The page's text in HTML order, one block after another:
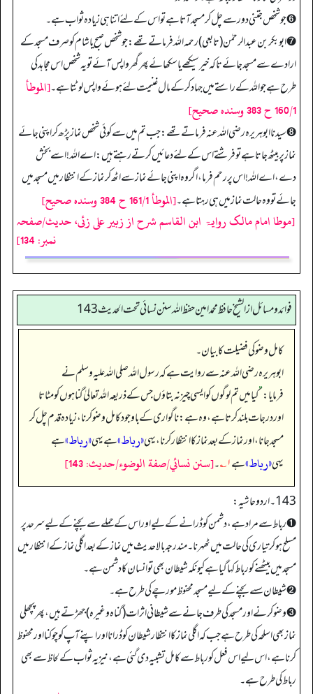
➏ جو شخص جتنی دور سے چل کر مسجد آتا ہے تو اس کے لئے اتناہی زیادہ ثواب ہے۔
➐ ابوبکر بن عبدالرحمٰن (تابعی) رحمہ الله فرماتے تھے: جو شخص صبح یا شام کو صرف مسجد کے
ارادے سے مسجد جائے تا کہ خیر سیکھے یا سکھائے پھر گھر واپس آئے تو یہ شخص اس مجاہد کی
طرح ہے جو اللہ کے راستے میں جہاد کر کے مال غنیمت لئے ہوئے واپس لوٹتا ہے۔[الموطأ
160/1 ح 383 وسنده صحیح]
➑ سیدنا ابوہریرہ رضی اللہ عنہ فرماتے تھے: جب تم میں سے کوئی شخص نماز پڑھ کر اپنی جائے
نماز پر بیٹھ جاتا ہے تو فرشتے اس کے لئے دعائیں کرتے رہتے ہیں: اے اللہ! اسے بخش
دے، اے اللہ! اس پر رحم فرما، اگر وہ اپنی جائے نماز سے اٹھ کر نماز کے انتظار میں مسجد میں
جائے تو وہ حالت نماز میں ہی رہتا ہے۔[الموطأ 161/1 ح 384 وسنده صحيح]
[موطا امام مالک روایۃ ابن القاسم شرح از زبیر علی زئی، حدیث/صفحہ
نمبر: 134]
فوائد ومسائل از الشيخ حافظ محمد امين حفظ الله سنن نسائي تحت الحديث 143
کامل وضو کی فضیلت کا بیان۔
ابوہریرہ رضی اللہ عنہ سے روایت ہے کہ رسول اللہ صلی اللہ علیہ وسلم نے
فرمایا:”کیا میں تم لوگوں کو ایسی چیز نہ بتاؤں جس کے ذریعہ اللہ تعالیٰ گناہوں کو مٹاتا
اور درجات بلند کرتا ہے، وہ ہے: ناگواری کے باوجود کامل وضو کرنا، زیادہ قدم چل کر
مسجد جانا، اور نماز کے بعد نماز کا انتظار کرنا، یہی«رباط»ہے یہی«رباط»ہے
یہی«رباط»ہے۱؎ ۔[سنن نسائي/صفة الوضوء/حدیث: 143]
143۔ اردو حاشیہ:
➊ رباط سے مراد ہے، دشمن کو ڈرانے کے لیے اور اس کے حملے سے بچنے کے لیے سرحد پر
مسلح ہو کر تیاری کی حالت میں ٹھہرنا۔ مندرجہ بالا حدیث میں نماز کے بعد اگلی نماز کے انتظار میں
مسجد میں بیٹھنے کو رباط کہا گیا ہے کیونکہ شیطان بھی تو انسان کا دشمن ہے۔
➋ شیطان سسے بچنے کے لیے مسجد محفوظ مورچے کی طرح ہے۔
➌ وضو کرنے اور مسجد کی طرف جانے سے شیطانی اثرات (گناہ وغیرہ) جھڑتے ہیں، پھر پچھلی
نماز بھی اسلحہ کی طرح ہے جب کہ اگلی نماز کا انتظار شیطان کو ڈرانا اور اپنے آپ کو چوکنا اور محفوظ
کرنا ہے، اس لیے اس فعل کو رباط سے کامل تشبیہ دی گئی ہے، نیز یہ ثواب کے لحاظ سے بھی
رباط کی طرح ہے۔